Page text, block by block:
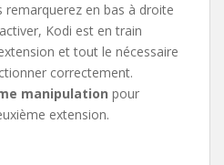
remarquerez en bas à droite
Kodi est en train
et tout le nécessaire
correctement.
manipulation pour
extension.